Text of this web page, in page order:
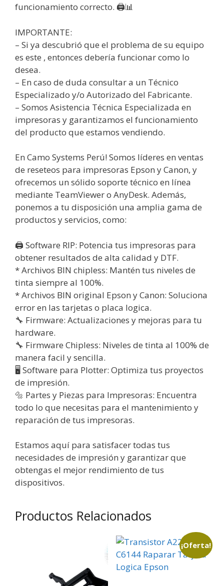
funcionamiento correcto. 🖨️📊
IMPORTANTE:
– Si ya descubrió que el problema de su equipo
es este , entonces debería funcionar como lo
desea.
– En caso de duda consultar a un Técnico
Especializado y/o Autorizado del Fabricante.
– Somos Asistencia Técnica Especializada en
impresoras y garantizamos el funcionamiento
del producto que estamos vendiendo.
En Camo Systems Perú! Somos líderes en ventas
de reseteos para impresoras Epson y Canon, y
ofrecemos un sólido soporte técnico en línea
mediante TeamViewer o AnyDesk. Además,
ponemos a tu disposición una amplia gama de
productos y servicios, como:
🖨️ Software RIP: Potencia tus impresoras para
obtener resultados de alta calidad y DTF.
* Archivos BIN chipless: Mantén tus niveles de
tinta siempre al 100%.
* Archivos BIN original Epson y Canon: Soluciona
error en las tarjetas o placa logica.
🔧 Firmware: Actualizaciones y mejoras para tu
hardware.
🔧 Firmware Chipless: Niveles de tinta al 100% de
manera facil y sencilla.
🖥️ Software para Plotter: Optimiza tus proyectos
de impresión.
🔩 Partes y Piezas para Impresoras: Encuentra
todo lo que necesitas para el mantenimiento y
reparación de tus impresoras.
Estamos aquí para satisfacer todas tus
necesidades de impresión y garantizar que
obtengas el mejor rendimiento de tus
dispositivos.
Productos Relacionados
¡Oferta!